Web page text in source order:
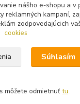
Perversus Stigmata:
nášho e-shopu a v
kampaní,
zodpovedajúcich
cookies
Súhlasím
môžete odmietnuť tu.